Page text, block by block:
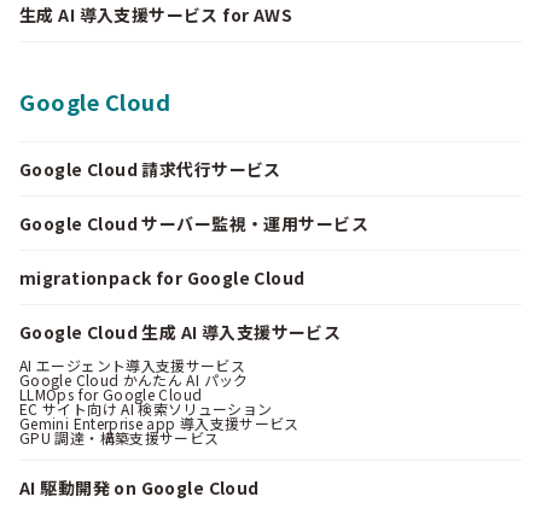
生成 AI 導入支援サービス for AWS
Google Cloud
Google Cloud 請求代行サービス
Google Cloud サーバー監視・運用サービス
migrationpack for Google Cloud
Google Cloud 生成 AI 導入支援サービス
AI エージェント導入支援サービス
Google Cloud かんたん AI パック
LLMOps for Google Cloud
EC サイト向け AI 検索ソリューション
Gemini Enterprise app 導入支援サービス
GPU 調達・構築支援サービス
AI 駆動開発 on Google Cloud